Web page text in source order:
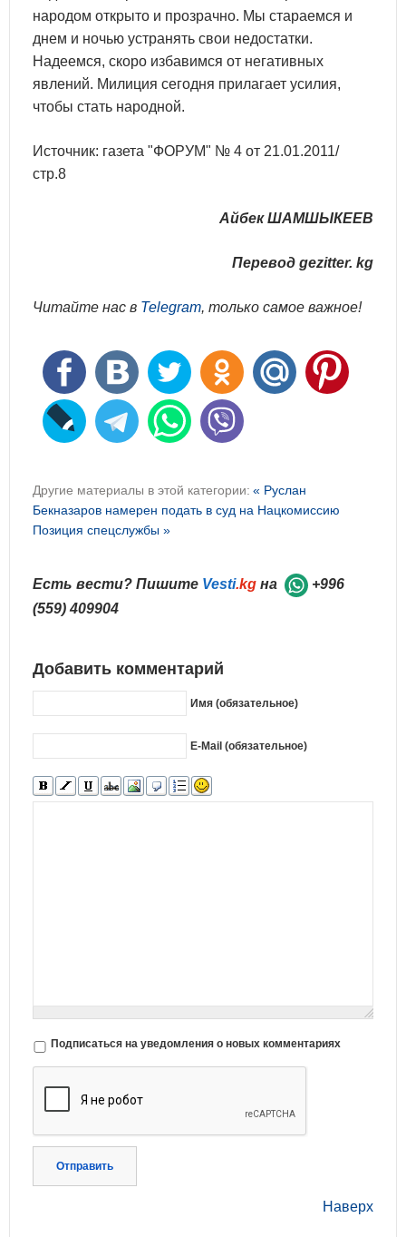
народом открыто и прозрачно. Мы стараемся и
днем и ночью устранять свои недостатки.
Надеемся, скоро избавимся от негативных
явлений. Милиция сегодня прилагает усилия,
чтобы стать народной.
Источник: газета "ФОРУМ" № 4 от 21.01.2011/
стр.8
Айбек ШАМШЫКЕЕВ
Перевод gezitter. kg
Читайте нас в Telegram, только самое важное!
Другие материалы в этой категории: « Руслан
Бекназаров намерен подать в суд на Нацкомиссию
Позиция спецслужбы »
Есть вести? Пишите Vesti.kg на
+996
(559) 409904
Добавить комментарий
Имя (обязательное)
E-Mail (обязательное)
Подписаться на уведомления о новых комментариях
Отправить
Наверх